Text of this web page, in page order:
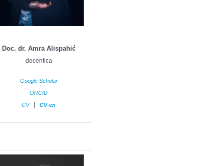
Doc. dr. Amra Alispahić
docentica
Google Scholar
ORCID
CV| CV-en